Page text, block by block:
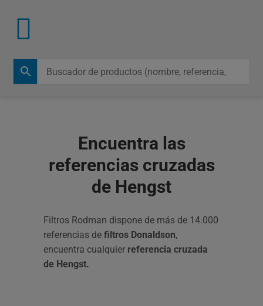
Encuentra las
referencias cruzadas
de Hengst
Filtros Rodman dispone de más de 14.000
referencias de filtros Donaldson,
encuentra cualquier referencia cruzada
de Hengst.